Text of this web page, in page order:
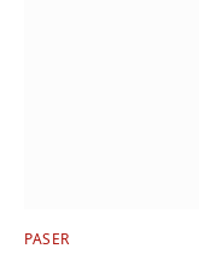
PASER